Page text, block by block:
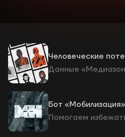
Человеческие
Данные
Бот «Мобилизация»
Помогаем